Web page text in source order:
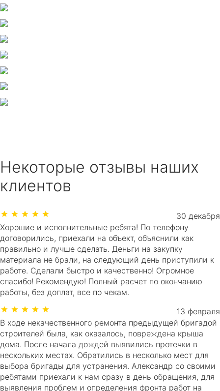
Некоторые отзывы наших
клиентов
30 декабря
Хорошие и исполнительные ребята! По телефону
договорились, приехали на объект, объяснили как
правильно и лучше сделать. Деньги на закупку
материала не брали, на следующий день приступили к
работе. Сделали быстро и качественно! Огромное
спасибо! Рекомендую! Полный расчет по окончанию
работы, без доплат, все по чекам.
13 февраля
В ходе некачественного ремонта предыдущей бригадой
строителей была, как оказалось, повреждена крыша
дома. После начала дождей выявились протечки в
нескольких местах. Обратились в несколько мест для
выбора бригады для устранения. Александр со своими
ребятами приехали к нам сразу в день обращения, для
выявления проблем и определения фронта работ на